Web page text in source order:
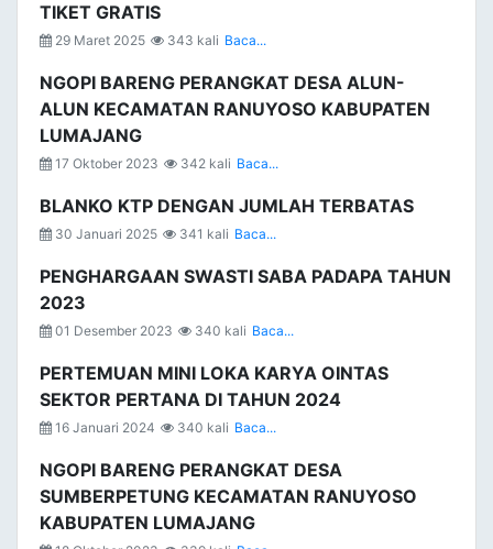
TIKET GRATIS
29 Maret 2025 343 kali Baca...
NGOPI BARENG PERANGKAT DESA ALUN-
ALUN KECAMATAN RANUYOSO KABUPATEN
LUMAJANG
17 Oktober 2023 342 kali Baca...
BLANKO KTP DENGAN JUMLAH TERBATAS
30 Januari 2025 341 kali Baca...
PENGHARGAAN SWASTI SABA PADAPA TAHUN
2023
01 Desember 2023 340 kali Baca...
PERTEMUAN MINI LOKA KARYA OINTAS
SEKTOR PERTANA DI TAHUN 2024
16 Januari 2024 340 kali Baca...
NGOPI BARENG PERANGKAT DESA
SUMBERPETUNG KECAMATAN RANUYOSO
KABUPATEN LUMAJANG